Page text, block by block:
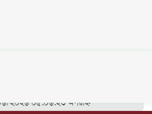
২০২৬ ০৫:০৬:২৩ অপরাহ্ন